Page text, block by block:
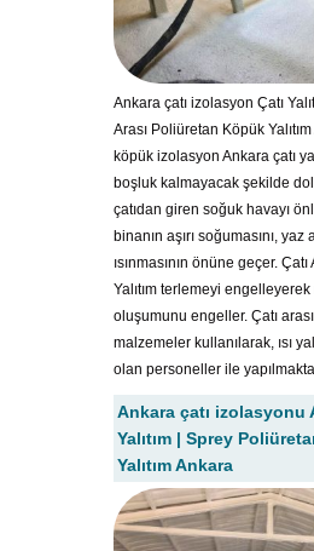
Ankara çatı izolasyon Çatı
Arası Poliüretan Köpük
köpük izolasyon Ankara çatı
boşluk kalmayacak şekilde
çatıdan giren soğuk havayı
binanın aşırı soğumasını, yaz
ısınmasının önüne geçer.
Yalıtım terlemeyi
oluşumunu engeller. Çatı arası
malzemeler kullanılarak, ısı
olan personeller ile
Ankara çatı izolasyonu
Yalıtım | Sprey
Yalıtım Ankara